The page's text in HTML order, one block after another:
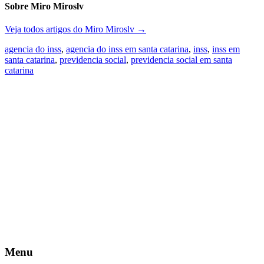
Sobre Miro Miroslv
Veja todos artigos do Miro Miroslv →
agencia do inss, agencia do inss em santa catarina, inss, inss em
santa catarina, previdencia social, previdencia social em santa
catarina
Menu